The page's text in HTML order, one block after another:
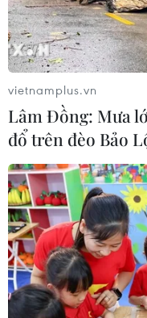
TIN CÙNG
Phát triển thiết bị
sử dụng thành dầu
08/08/2026 14:57
Chưa có bằng
giúp chống lão hóa
06/08/2026 23:16
vietnamplus.vn
Lâm Đồng: Mưa
đổ trên đèo Bảo